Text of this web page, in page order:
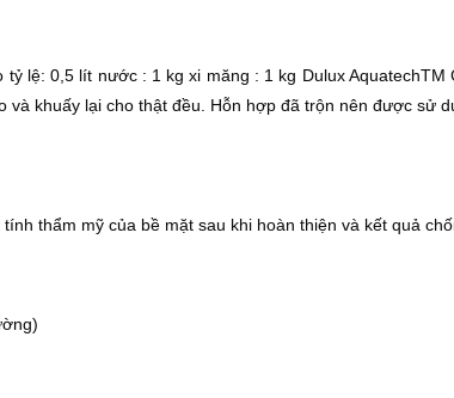
lệ: 0,5 lít nước : 1 kg xi măng : 1 kg Dulux
và khuấy lại cho thật đều. Hỗn hợp đã trộn nên được sử
thẩm mỹ của bề mặt sau khi hoàn thiện và kết quả